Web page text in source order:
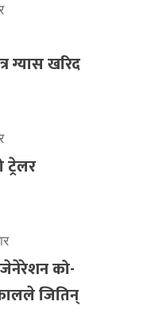
ग्यास खरिद
ट्रेलर
को-
जितिन्